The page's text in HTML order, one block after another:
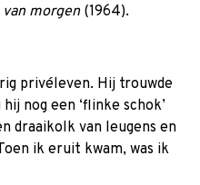
morgen(1964).
privéleven. Hij trouwde
nog een ‘flinke schok’
draaikolk van leugens en
ik eruit kwam, was ik